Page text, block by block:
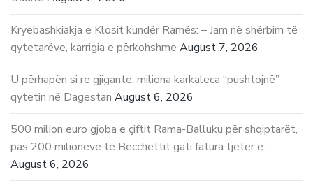
Kryebashkiakja e Klosit kundër Ramës: – Jam në shërbim të
qytetarëve, karrigia e përkohshme August 7, 2026
U përhapën si re gjigante, miliona karkaleca “pushtojnë”
qytetin në Dagestan August 6, 2026
500 milion euro gjoba e çiftit Rama-Balluku për shqiptarët,
pas 200 milionëve të Becchettit gati fatura tjetër e…
August 6, 2026